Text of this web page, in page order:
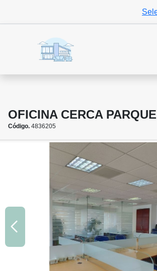
OFICINA CERCA
Código. 4836205